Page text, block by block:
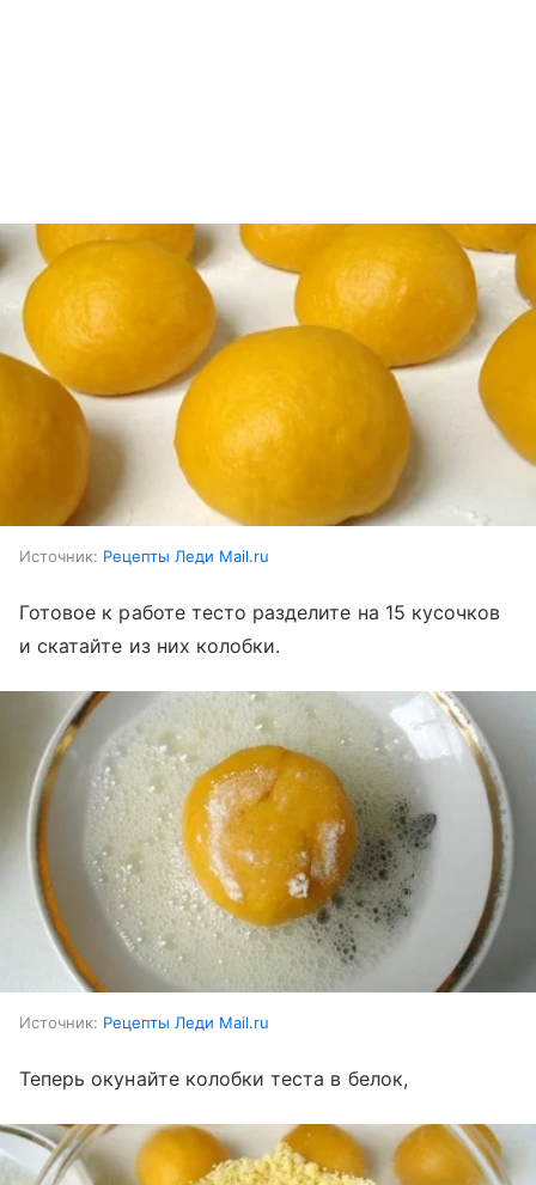
Источник: Рецепты Леди Mail.ru
Готовое к работе тесто разделите на 15 кусочков
и скатайте из них колобки.
Источник: Рецепты Леди Mail.ru
Теперь окунайте колобки теста в белок,